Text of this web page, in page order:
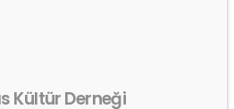
Kültür Derneği